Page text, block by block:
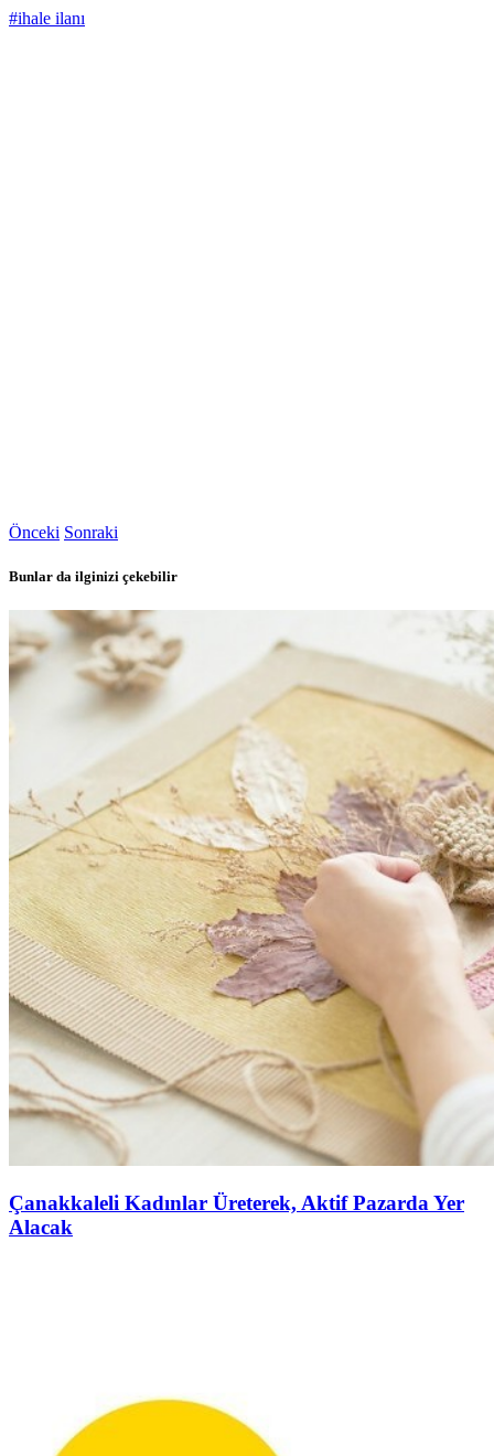
#ihale ilanı
Önceki Sonraki
Bunlar da ilginizi çekebilir
Çanakkaleli Kadınlar Üreterek, Aktif Pazarda Yer
Alacak